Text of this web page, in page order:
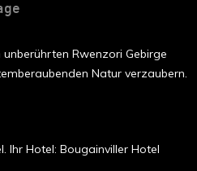
Rwenzori Gebirge
Natur verzaubern.
Ihr Hotel: Bougainviller Hotel